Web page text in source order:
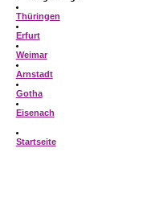
Thüringen
Erfurt
Weimar
Arnstadt
Gotha
Eisenach
Startseite